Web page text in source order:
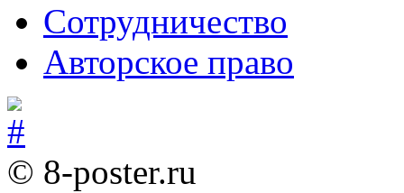
Сотрудничество
Авторское право
© 8-poster.ru